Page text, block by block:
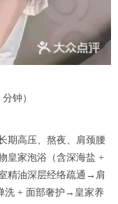
钟）
高压、熬夜、肩颈腰
皇家泡浴（含深海盐 +
精油深层经络疏通→肩
洗 + 面部奢护→皇家养